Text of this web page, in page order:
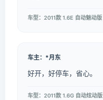
车型：2011款 1.6E 自动魅动版
车主：*月东
好开，好停车，省心。
车型：2011款 1.6G 自动炫动版